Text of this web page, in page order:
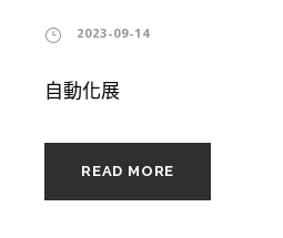
2023-09-14
自動化展
READ MORE